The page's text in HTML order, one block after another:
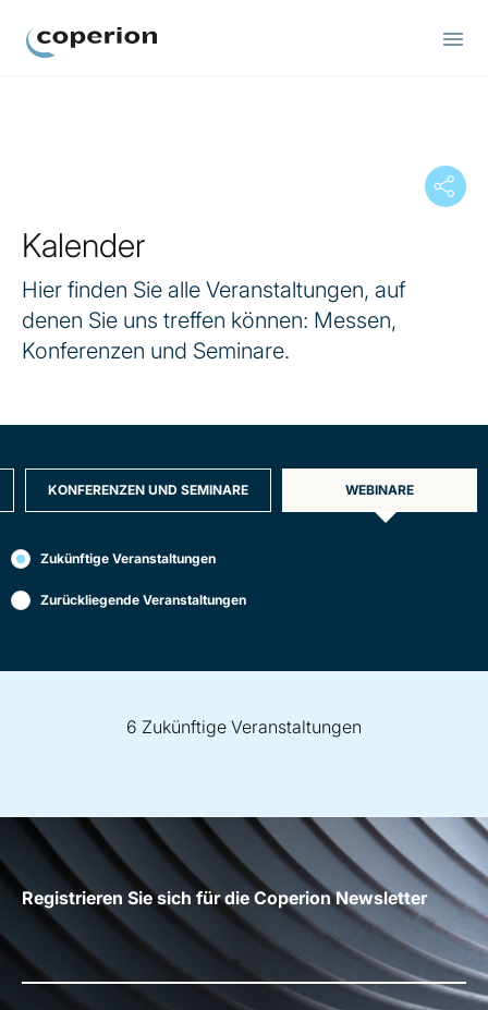
Kalender
Hier finden Sie alle Veranstaltungen, auf
denen Sie uns treffen können: Messen,
Konferenzen und Seminare.
KONFERENZEN UND SEMINARE WEBINARE
Filter
by
Zukünftige Veranstaltungen
Zurückliegende Veranstaltungen
Webinare6 Zukünftige Veranstaltungen
Registrieren Sie sich für die Coperion Newsletter